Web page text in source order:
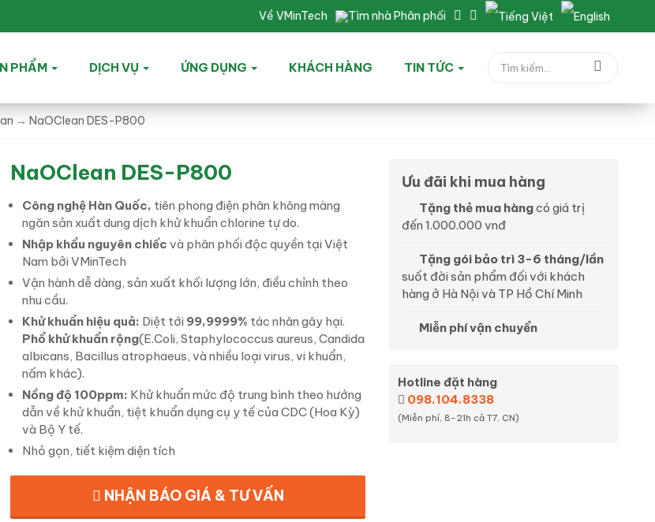
Về VMinTech Tìm nhà Phân phối
PHẨM DỊCH VỤ ỨNG DỤNG KHÁCH HÀNG TIN TỨC
→ NaOClean DES-P800
NaOClean DES-P800
Công nghệ Hàn Quốc, tiên phong điện phân không màng
ngăn sản xuất dung dịch khử khuẩn chlorine tự do.
Nhập khẩu nguyên chiếc và phân phối độc quyền tại Việt
Nam bởi VMinTech
Vận hành dễ dàng, sản xuất khối lượng lớn, điều chỉnh theo
nhu cầu.
Khử khuẩn hiệu quả: Diệt tới 99,9999% tác nhân gây hại.
Phổ khử khuẩn rộng(E.Coli, Staphylococcus aureus, Candida
albicans, Bacillus atrophaeus, và nhiều loại virus, vi khuẩn,
nấm khác).
Nồng độ 100ppm: Khử khuẩn mức độ trung bình theo hướng
dẫn về khử khuẩn, tiệt khuẩn dụng cụ y tế của CDC (Hoa Kỳ)
và Bộ Y tế.
Nhỏ gọn, tiết kiệm diện tích
NHẬN BÁO GIÁ & TƯ VẤN
Ưu đãi khi mua hàng
Tặng thẻ mua hàngcó giá trị
đến 1.000.000 vnđ
Tặng gói bảo trì 3-6 tháng/lần
suốt đời sản phẩm đối với khách
hàng ở Hà Nội và TP Hồ Chí Minh
Miễn phí vận chuyển
Hotline đặt hàng
098.104.8338
(Miễn phí, 8-21h cả T7, CN)